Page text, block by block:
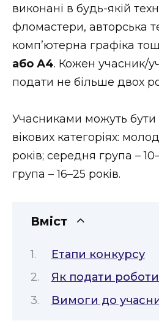
ВІДЕО
виконані в будь-якій
фломастери, авторська
комп’ютерна графіка
або А4. Кожен учасник/
подати не більше двох
Учасниками можуть бути
вікових категоріях:
років; середня група –
група – 16–25 років.
Вміст
Етапи конкурсу
Як подати роботи
Вимоги до